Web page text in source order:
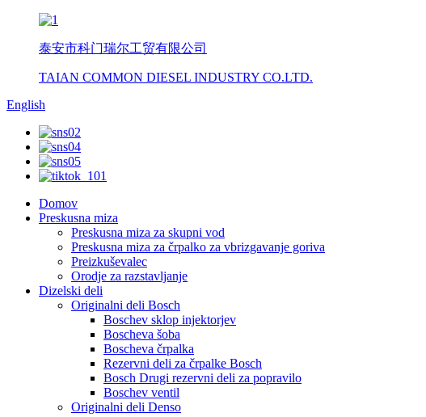
泰安市科门瑞尔工贸有限公司
TAIAN COMMON DIESEL INDUSTRY CO.LTD.
English
Domov
Preskusna miza
Preskusna miza za skupni vod
Preskusna miza za črpalko za vbrizgavanje goriva
Preizkuševalec
Orodje za razstavljanje
Dizelski deli
Originalni deli Bosch
Boschev sklop injektorjev
Boscheva šoba
Boscheva črpalka
Rezervni deli za črpalke Bosch
Bosch Drugi rezervni deli za popravilo
Boschev ventil
Originalni deli Denso